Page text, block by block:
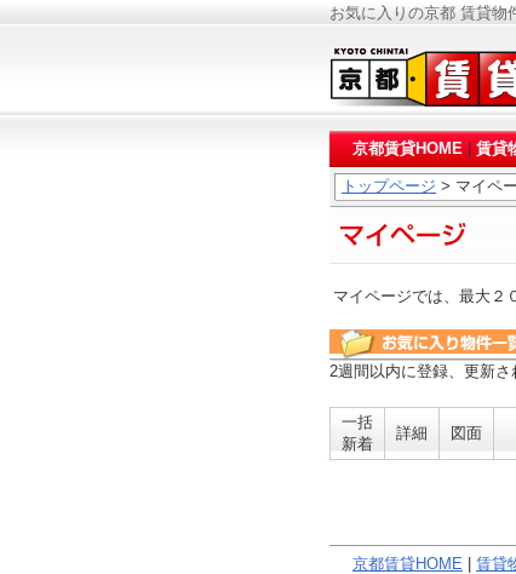
お気に入りの京都 賃貸物
京都賃貸HOME
賃貸
トップページ > マイペ
マイページでは、最大２
2週間以内に登録、更新さ
一括
新着
詳細 図面
京都賃貸HOME 賃貸